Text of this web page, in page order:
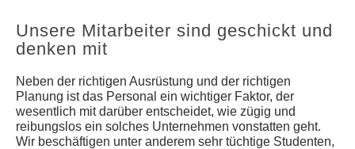
Unsere Mitarbeiter sind geschickt und
denken mit
Neben der richtigen Ausrüstung und der richtigen
Planung ist das Personal ein wichtiger Faktor, der
wesentlich mit darüber entscheidet, wie zügig und
reibungslos ein solches Unternehmen vonstatten geht.
Wir beschäftigen unter anderem sehr tüchtige Studenten,